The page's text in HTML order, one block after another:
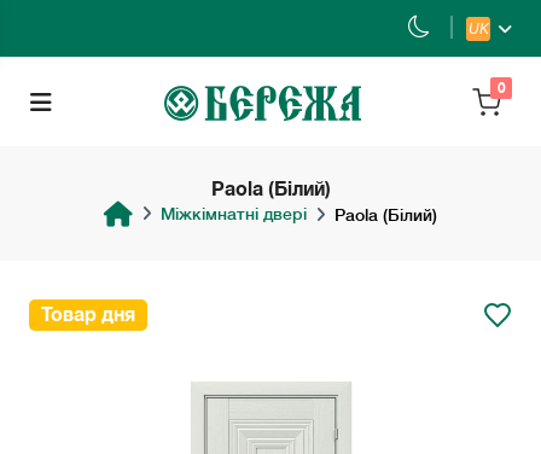
UK
0
Paola (Білий)
Міжкімнатні двері Paola (Білий)
Товар дня